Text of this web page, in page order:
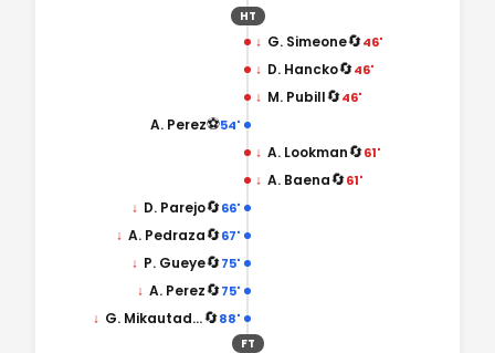
HT
↓ G. Simeone🔄46'
↓ D. Hancko🔄46'
↓ M. Pubill🔄46'
54'
⚽
A. Perez
↓ A. Lookman🔄61'
↓ A. Baena🔄61'
66'
🔄
↓ D. Parejo
67'
🔄
↓ A. Pedraza
75'
🔄
↓ P. Gueye
75'
🔄
↓ A. Perez
88'
🔄
↓ G. Mikautadze
FT